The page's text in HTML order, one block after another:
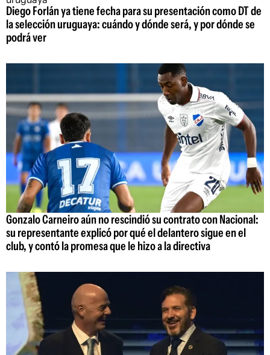
Diego Forlán ya tiene fecha para su presentación como DT de
la selección uruguaya: cuándo y dónde será, y por dónde se
podrá ver
Gonzalo Carneiro aún no rescindió su contrato con Nacional:
su representante explicó por qué el delantero sigue en el
club, y contó la promesa que le hizo a la directiva